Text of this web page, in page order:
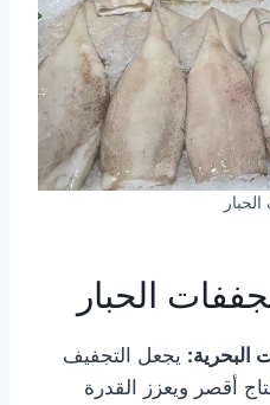
الحبار
البحرية: يجعل التجفيف
أقصر ويعزز القدرة